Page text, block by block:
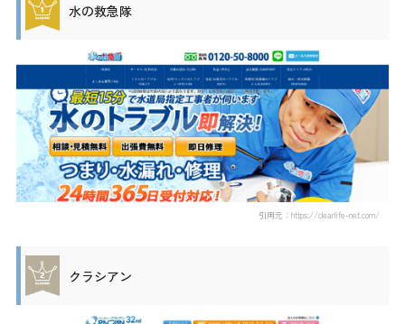
水の救急隊
引用元：https://clearlife-net.com/
クラシアン